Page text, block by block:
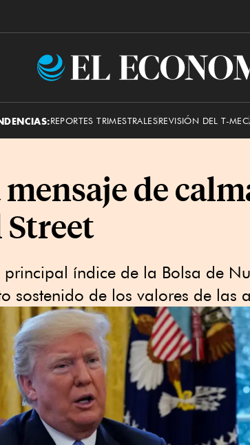
El
REPORTES TRIMESTRALESREVISIÓN DEL T-MEC
de
Street
índice de la Bolsa de
sostenido de los valores de las